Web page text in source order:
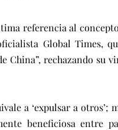
referencia al
Global Times,
China”, rechazando su
a ‘expulsar a
beneficiosa entre